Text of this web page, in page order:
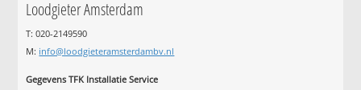
Loodgieter Amsterdam
T: 020-2149590
M: info@loodgieteramsterdambv.nl
Gegevens TFK Installatie Service